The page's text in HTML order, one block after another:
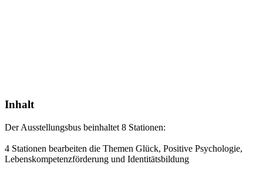
Inhalt
Der Ausstellungsbus beinhaltet 8 Stationen:
4 Stationen bearbeiten die Themen Glück, Positive Psychologie,
Lebenskompetenzförderung und Identitätsbildung